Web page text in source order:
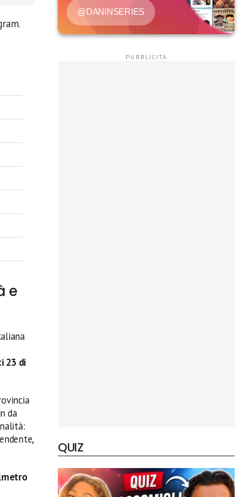
e
23 di
da
metro
@DANINSERIES
QUIZ